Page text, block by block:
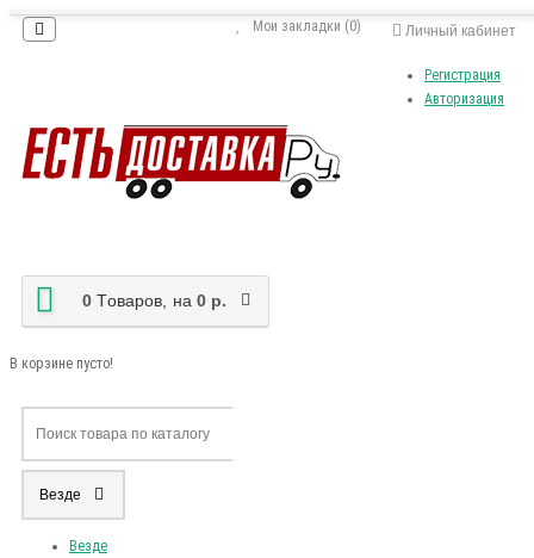
Личный кабинет
Регистрация
Авторизация
Мои закладки (0)
0 Tоваров, на 0 р.
В корзине пусто!
Везде
Везде